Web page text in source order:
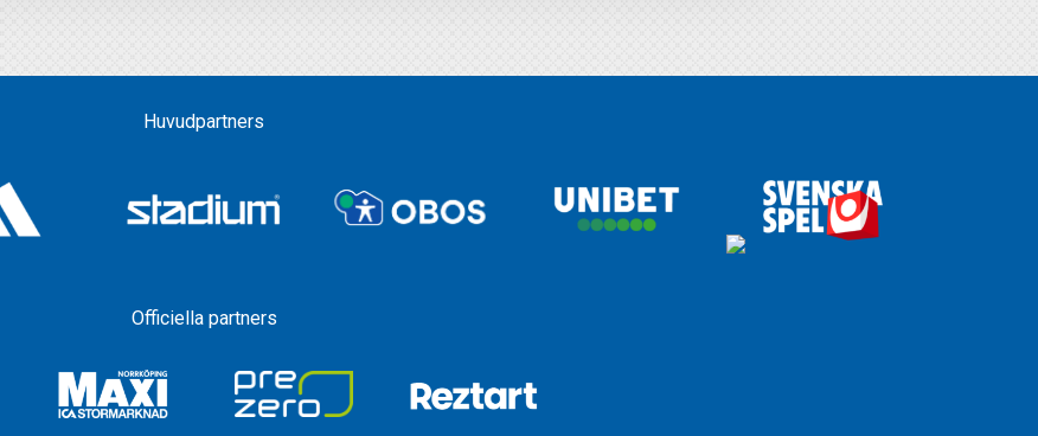
Huvudpartners
Officiella partners